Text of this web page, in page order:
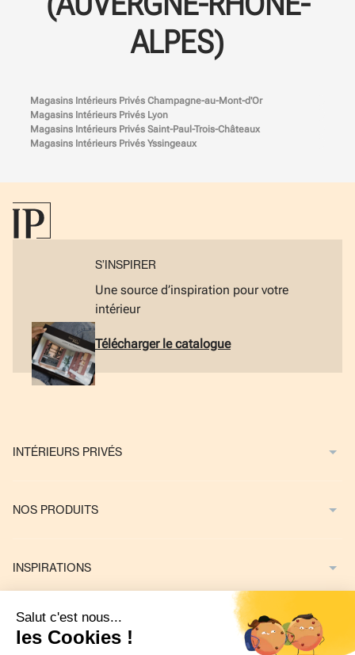
ALPES)
Magasins Intérieurs Privés Champagne-au-Mont-d'Or
Magasins Intérieurs Privés Lyon
Magasins Intérieurs Privés Saint-Paul-Trois-Châteaux
Magasins Intérieurs Privés Yssingeaux
S’INSPIRER
Une source d’inspiration pour votre
intérieur
Télécharger le catalogue
INTÉRIEURS PRIVÉS
NOS PRODUITS
INSPIRATIONS
NOUS CONTACTER